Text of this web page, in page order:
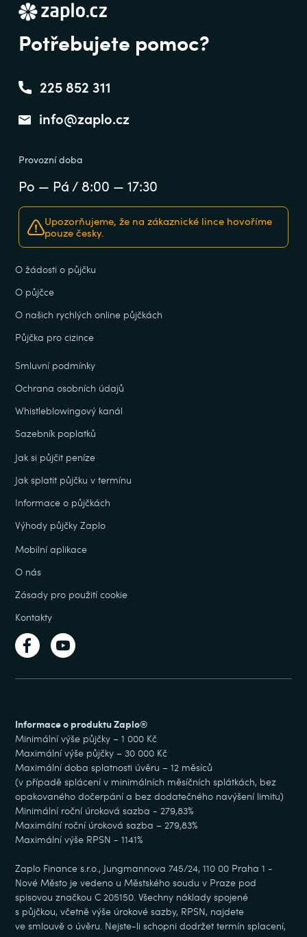
Potřebujete pomoc?
225 852 311
info@zaplo.cz
Provozní doba
Po — Pá / 8:00 — 17:30
Upozorňujeme, že na zákaznické lince hovoříme
pouze česky.
O žádosti o půjčku
O půjčce
O našich rychlých online půjčkách
Půjčka pro cizince
Smluvní podmínky
Ochrana osobních údajů
Whistleblowingový kanál
Sazebník poplatků
Jak si půjčit peníze
Jak splatit půjčku v termínu
Informace o půjčkách
Výhody půjčky Zaplo
Mobilní aplikace
O nás
Zásady pro použití cookie
Kontakty
Informace o produktu Zaplo®
Minimální výše půjčky – 1 000 Kč
Maximální výše půjčky – 30 000 Kč
Maximální doba splatnosti úvěru – 12 měsíců
(v případě splácení v minimálních měsíčních splátkách, bez
opakovaného dočerpání a bez dodatečného navýšení limitu)
Minimální roční úroková sazba - 279,83%
Maximální roční úroková sazba – 279,83%
Maximální výše RPSN - 1141%
Zaplo Finance s.r.o., Jungmannova 745/24, 110 00 Praha 1 -
Nové Město je vedeno u Městského soudu v Praze pod
spisovou značkou C 205150. Všechny náklady spojené
s půjčkou, včetně výše úrokové sazby, RPSN, najdete
ve smlouvě o úvěru. Nejste-li schopni dodržet termín splacení,